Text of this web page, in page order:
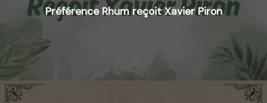
Préférence Rhum reçoit Xavier Piron